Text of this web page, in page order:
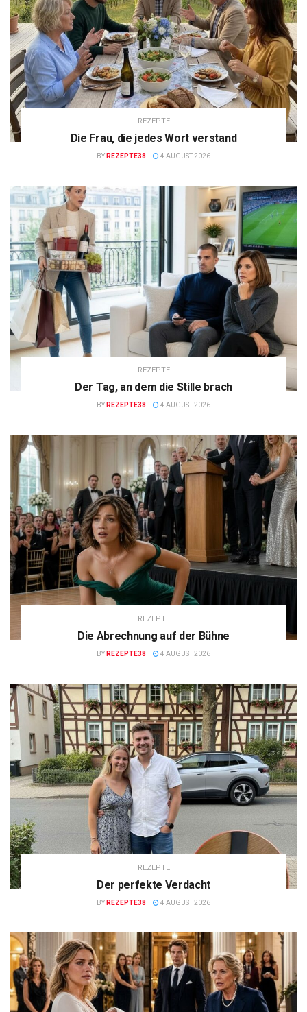
REZEPTE
Die Frau, die jedes Wort verstand
BY REZEPTE38 4 AUGUST 2026
REZEPTE
Der Tag, an dem die Stille brach
BY REZEPTE38 4 AUGUST 2026
REZEPTE
Die Abrechnung auf der Bühne
BY REZEPTE38 4 AUGUST 2026
REZEPTE
Der perfekte Verdacht
BY REZEPTE38 4 AUGUST 2026